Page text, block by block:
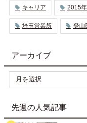
キャリア 2015
埼玉営業所 登山
アーカイブ
先週の人気記事